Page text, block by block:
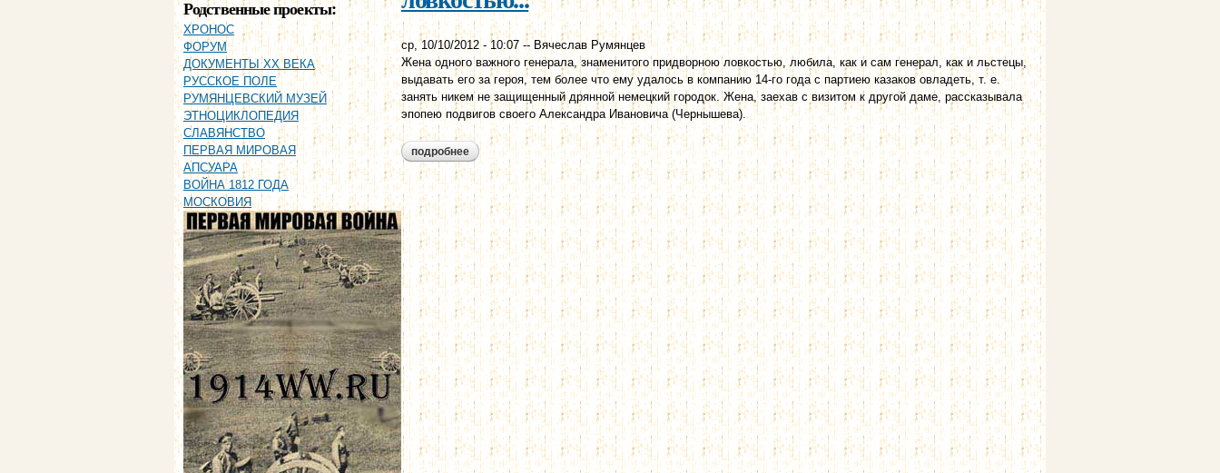
Родственные проекты:
ХРОНОС
ФОРУМ
ДОКУМЕНТЫ XX ВЕКА
РУССКОЕ ПОЛЕ
РУМЯНЦЕВСКИЙ МУЗЕЙ
ЭТНОЦИКЛОПЕДИЯ
СЛАВЯНСТВО
ПЕРВАЯ МИРОВАЯ
АПСУАРА
ВОЙНА 1812 ГОДА
МОСКОВИЯ
ср, 10/10/2012 - 10:07 --Вячеслав Румянцев
Жена одного важного генерала, знаменитого придворною ловкостью, любила, как и сам генерал, как и льстецы,
выдавать его за героя, тем более что ему удалось в компанию 14-го года с партиею казаков овладеть, т. е.
занять никем не защищенный дрянной немецкий городок. Жена, заехав с визитом к другой даме, рассказывала
эпопею подвигов своего Александра Ивановича (Чернышева).
подробнее о жена одного важного генерала, знаменитого придворною ловкостью...